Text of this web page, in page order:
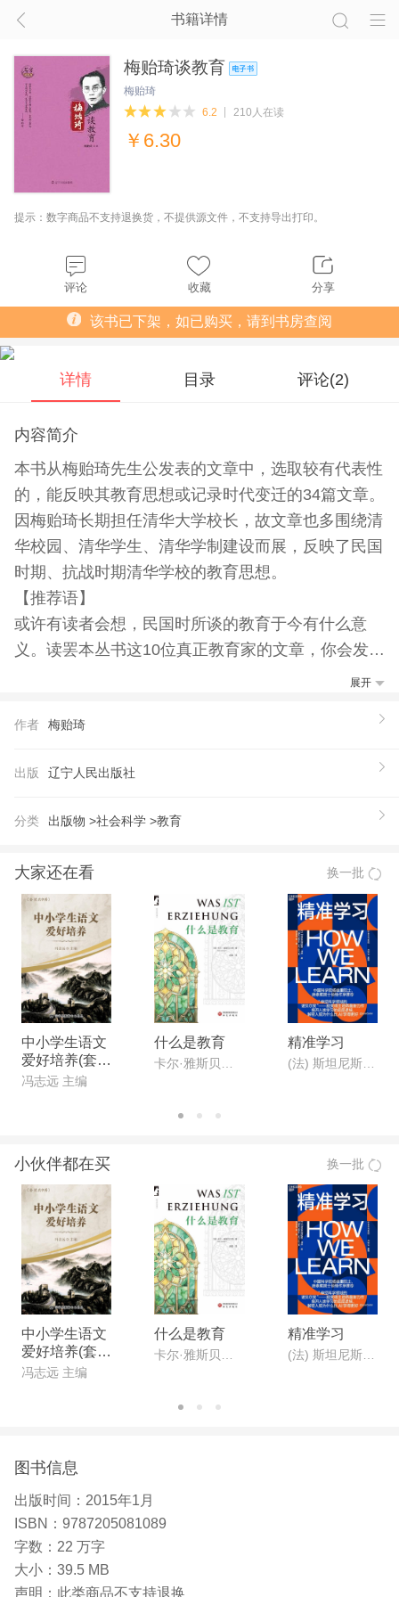
书籍详情
梅贻琦谈教育
梅贻琦
6.2
210人在读
￥ 6.30
提示：数字商品不支持退换货，不提供源文件，不支持导出打印。
评论 收藏 分享
该书已下架，如已购买，请到书房查阅
详情 目录 评论(2)
内容简介
本书从梅贻琦先生公发表的文章中，选取较有代表性
的，能反映其教育思想或记录时代变迁的34篇文章。
因梅贻琦长期担任清华大学校长，故文章也多围绕清
华校园、清华学生、清华学制建设而展，反映了民国
时期、抗战时期清华学校的教育思想。
【推荐语】
或许有读者会想，民国时所谈的教育于今有什么意
义。读罢本丛书这10位真正教育家的文章，你会发
现，中国今天所有的教育问题在那时都已经存在，他
时跟你所处的时代关系不大，跟思考的人有关。
梅贻琦（1889—1962），1914年由美国伍斯特理工
务。1931年任清华校长，自此后一直服务于清华。
气但无学术地位的学校一跃而跻身于国内名牌大学之
列。
展开
作者 梅贻琦
出版 辽宁人民出版社
分类 出版物 >社会科学 >教育
大家还在看 换一批
中小学生语文
爱好培养(套装
共9册)
冯志远 主编
什么是教育
卡尔·雅斯贝尔斯
精准学习
(法) 斯坦尼斯拉斯·迪昂
小伙伴都在买 换一批
中小学生语文
爱好培养(套装
共9册)
冯志远 主编
什么是教育 精准学习
(法) 斯坦尼斯拉斯·迪昂
图书信息
出版时间： 2015年1月
ISBN： 9787205081089
字数： 22 万字
大小： 39.5 MB
声明： 此类商品不支持退换